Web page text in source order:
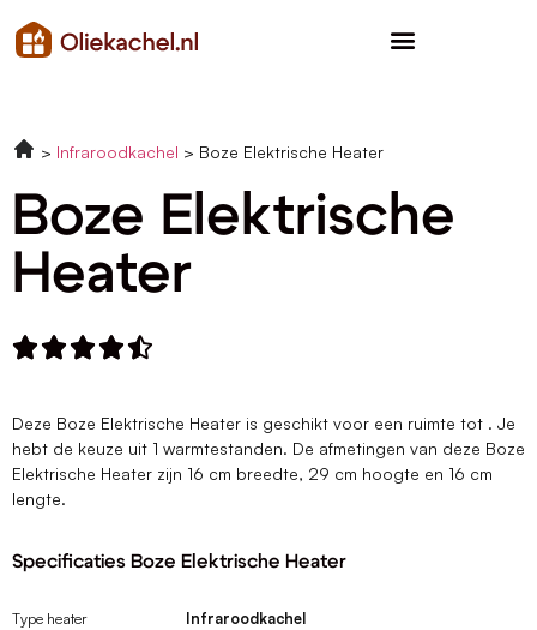
Infraroodkachel Boze Elektrische Heater
Boze Elektrische
Heater

Deze Boze Elektrische Heater is geschikt voor een ruimte tot . Je
hebt de keuze uit 1 warmtestanden. De afmetingen van deze Boze
Elektrische Heater zijn 16 cm breedte, 29 cm hoogte en 16 cm
lengte.
Specificaties Boze Elektrische Heater
Type heater Infraroodkachel